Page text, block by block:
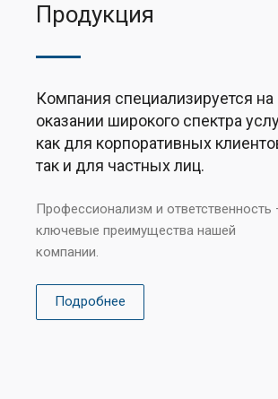
Продукция
Компания специализируется на
оказании широкого спектра
как для корпоративных
так и для частных лиц.
Профессионализм и ответственность
ключевые преимущества нашей
компании.
Подробнее